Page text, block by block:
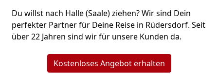
Du willst nach Halle (Saale) ziehen? Wir sind Dein
perfekter Partner für Deine Reise in Rüdersdorf. Seit
über 22 Jahren sind wir für unsere Kunden da.
Kostenloses Angebot erhalten